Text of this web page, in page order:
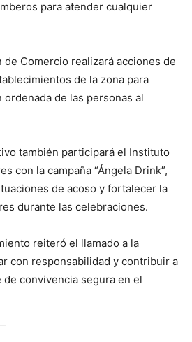
para atender cualquier
Comercio realizará acciones de
de la zona para
de las personas al
también participará el Instituto
con la campaña “Ángela Drink”,
de acoso y fortalecer la
durante las celebraciones.
reiteró el llamado a la
con responsabilidad y contribuir a
convivencia segura en el